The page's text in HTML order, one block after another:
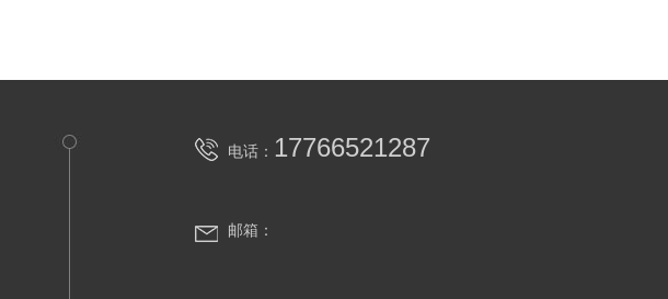
电话： 17766521287
邮箱：